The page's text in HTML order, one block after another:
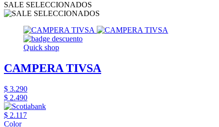
SALE SELECCIONADOS
Quick shop
CAMPERA TIVSA
$ 3.290
$ 2.490
$ 2.117
Color